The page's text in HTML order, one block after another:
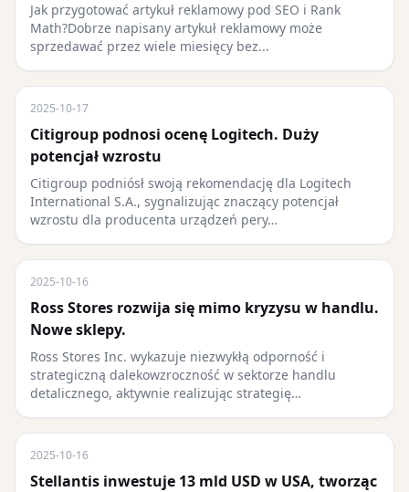
Jak przygotować artykuł reklamowy pod SEO i Rank
Math?Dobrze napisany artykuł reklamowy może
sprzedawać przez wiele miesięcy bez...
2025-10-17
Citigroup podnosi ocenę Logitech. Duży
potencjał wzrostu
Citigroup podniósł swoją rekomendację dla Logitech
International S.A., sygnalizując znaczący potencjał
wzrostu dla producenta urządzeń pery…
2025-10-16
Ross Stores rozwija się mimo kryzysu w handlu.
Nowe sklepy.
Ross Stores Inc. wykazuje niezwykłą odporność i
strategiczną dalekowzroczność w sektorze handlu
detalicznego, aktywnie realizując strategię…
2025-10-16
Stellantis inwestuje 13 mld USD w USA, tworząc